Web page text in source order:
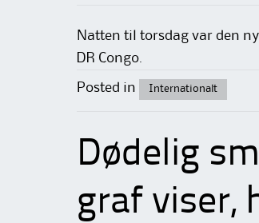
Natten til torsdag var den
DR Congo.
Posted in Internationalt
Dødelig
graf viser,